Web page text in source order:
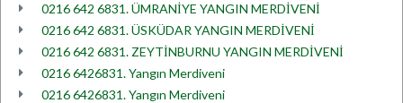
0216 642 6831. ÜMRANİYE YANGIN MERDİVENİ
0216 642 6831. ÜSKÜDAR YANGIN MERDİVENİ
0216 642 6831. ZEYTİNBURNU YANGIN MERDİVENİ
0216 6426831. Yangın Merdiveni
0216 6426831. Yangın Merdiveni